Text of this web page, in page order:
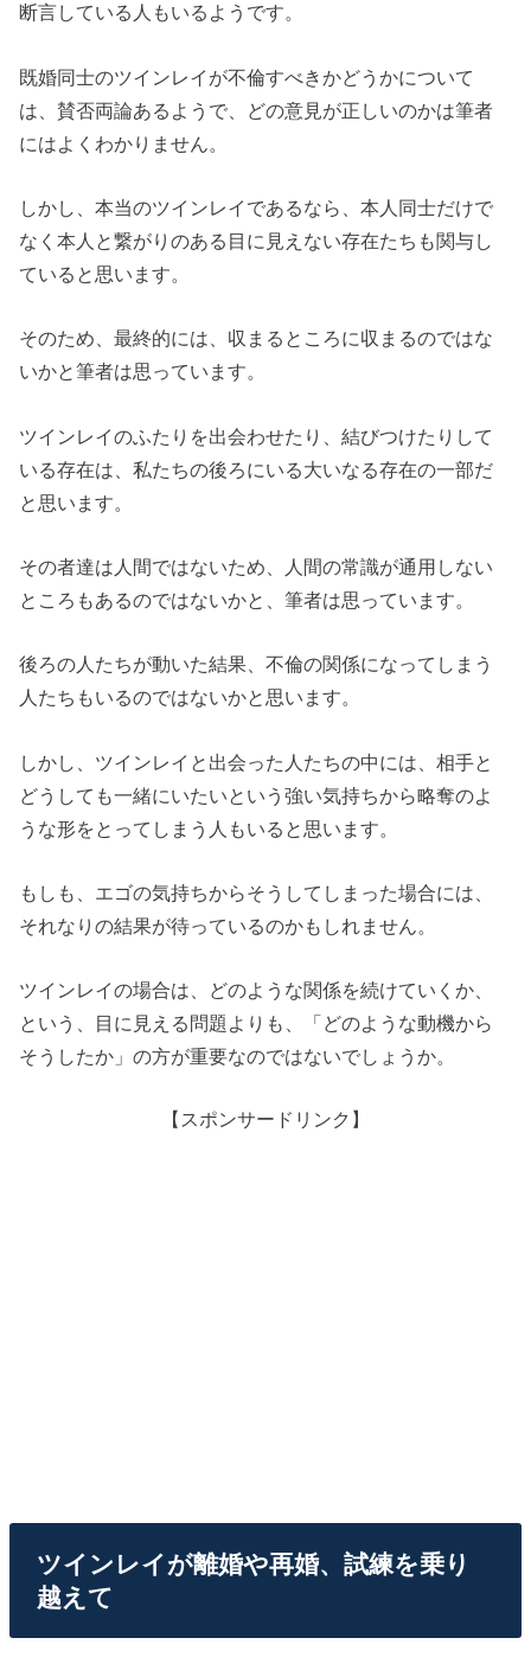
断言している人もいるようです。
既婚同士のツインレイが不倫すべきかどうかについて
は、賛否両論あるようで、どの意見が正しいのかは筆者
にはよくわかりません。
しかし、本当のツインレイであるなら、本人同士だけで
なく本人と繋がりのある目に見えない存在たちも関与し
ていると思います。
そのため、最終的には、収まるところに収まるのではな
いかと筆者は思っています。
ツインレイのふたりを出会わせたり、結びつけたりして
いる存在は、私たちの後ろにいる大いなる存在の一部だ
と思います。
その者達は人間ではないため、人間の常識が通用しない
ところもあるのではないかと、筆者は思っています。
後ろの人たちが動いた結果、不倫の関係になってしまう
人たちもいるのではないかと思います。
しかし、ツインレイと出会った人たちの中には、相手と
どうしても一緒にいたいという強い気持ちから略奪のよ
うな形をとってしまう人もいると思います。
もしも、エゴの気持ちからそうしてしまった場合には、
それなりの結果が待っているのかもしれません。
ツインレイの場合は、どのような関係を続けていくか、
という、目に見える問題よりも、「どのような動機から
そうしたか」の方が重要なのではないでしょうか。
【スポンサードリンク】
ツインレイが離婚や再婚、試練を乗り
越えて